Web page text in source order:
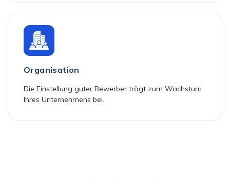
Organisation
Die Einstellung guter Bewerber trägt zum Wachstum
Ihres Unternehmens bei.